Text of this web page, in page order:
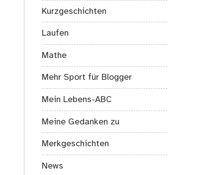
Kurzgeschichten
Laufen
Mathe
Mehr Sport für Blogger
Mein Lebens-ABC
Meine Gedanken zu
Merkgeschichten
News